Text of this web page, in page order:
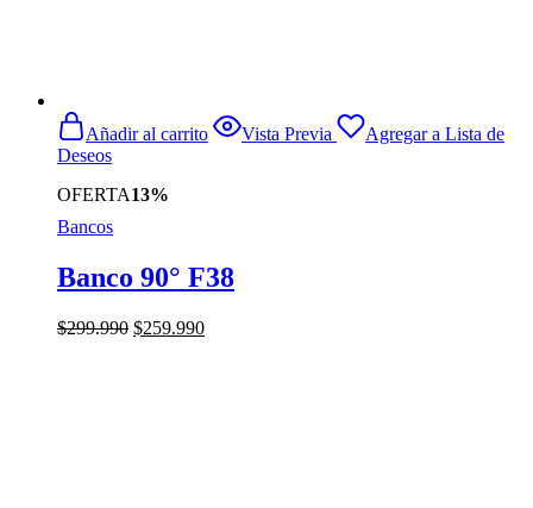
OFERTA13%
Añadir al carrito Vista Previa
Agregar a Lista de
Deseos
Bancos
Banco 90° F38
$299.990 El
$259.990El